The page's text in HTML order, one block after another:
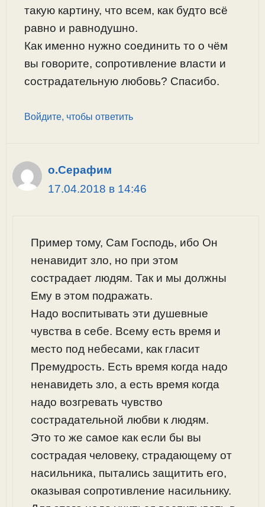
такую картину, что всем, как будто всё
равно и равнодушно.
Как именно нужно соединить то о чём
вы говорите, сопротивление власти и
сострадательную любовь? Спасибо.
Войдите, чтобы ответить
о.Серафим
17.04.2018 в 14:46
Пример тому, Сам Господь, ибо Он
ненавидит зло, но при этом
сострадает людям. Так и мы должны
Ему в этом подражать.
Надо воспитывать эти душевные
чувства в себе. Всему есть время и
место под небесами, как гласит
Премудрость. Есть время когда надо
ненавидеть зло, а есть время когда
надо возгревать чувство
сострадательной любви к людям.
Это то же самое как если бы вы
сострадая человеку, страдающему от
насильника, пытались защитить его,
оказывая сопротивление насильнику.